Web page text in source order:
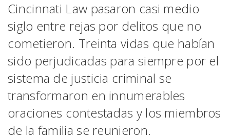
Cincinnati Law pasaron casi medio
siglo entre rejas por delitos que no
cometieron. Treinta vidas que habían
sido perjudicadas para siempre por el
sistema de justicia criminal se
transformaron en innumerables
oraciones contestadas y los miembros
de la familia se reunieron.